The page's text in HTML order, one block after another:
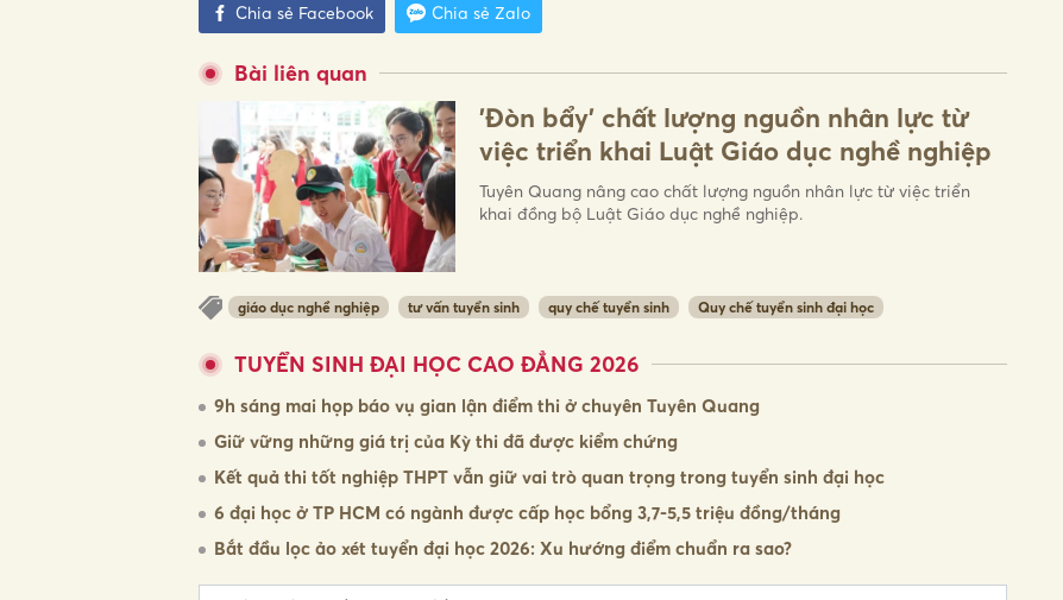
Chia sẻ Facebook Chia sẻ Zalo
Bài liên quan
'Đòn bẩy' chất lượng nguồn nhân lực từ
việc triển khai Luật Giáo dục nghề nghiệp
Tuyên Quang nâng cao chất lượng nguồn nhân lực từ việc triển
khai đồng bộ Luật Giáo dục nghề nghiệp.
giáo dục nghề nghiệp tư vấn tuyển sinh quy chế tuyển sinh Quy chế tuyển sinh đại học
TUYỂN SINH ĐẠI HỌC CAO ĐẲNG 2026
9h sáng mai họp báo vụ gian lận điểm thi ở chuyên Tuyên Quang
Giữ vững những giá trị của Kỳ thi đã được kiểm chứng
Kết quả thi tốt nghiệp THPT vẫn giữ vai trò quan trọng trong tuyển sinh đại học
6 đại học ở TP HCM có ngành được cấp học bổng 3,7-5,5 triệu đồng/tháng
Bắt đầu lọc ảo xét tuyển đại học 2026: Xu hướng điểm chuẩn ra sao?